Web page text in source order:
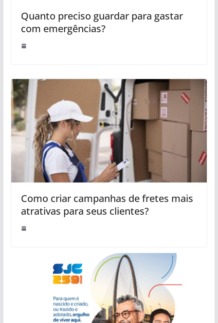
Quanto preciso guardar para gastar
com emergências?
Como criar campanhas de fretes mais
atrativas para seus clientes?